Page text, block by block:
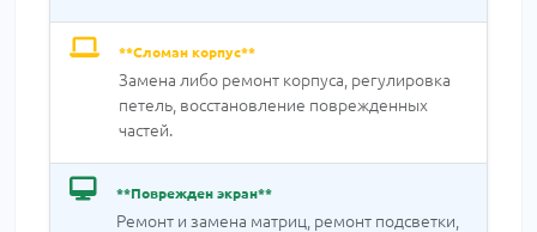
**Сломан корпус**
Замена либо ремонт корпуса, регулировка
петель, восстановление поврежденных
частей.
**Поврежден экран**
Ремонт и замена матриц, ремонт подсветки,